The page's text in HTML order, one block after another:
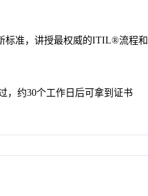
，讲授最权威的ITIL®流程和
，约30个工作日后可拿到证书